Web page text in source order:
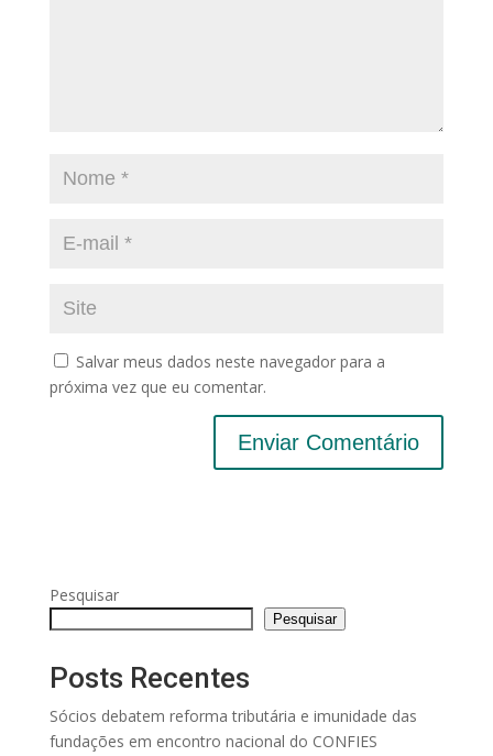
Salvar meus dados neste navegador para a
próxima vez que eu comentar.
Pesquisar
Pesquisar
Posts Recentes
Sócios debatem reforma tributária e imunidade das
fundações em encontro nacional do CONFIES